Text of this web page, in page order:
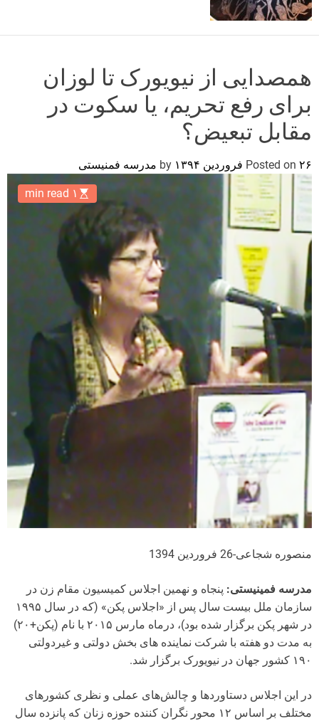
e
همصدایی از نیویورک تا لوزان
برای رفع تحریم، یا سکوت در
مقابل تبعیض؟
Posted on ۲۶ فروردین ۱۳۹۴ مدرسه فمنیستی
۱ min read
منصوره شجاعی-26 فروردین 1394
مدرسه فمینیستی: پنجاه و نهمین اجلاس کمیسیون مقام زن در
سازمان ملل بیست سال پس از «اجلاس پکن» (که در سال ۱۹۹۵
در شهر پکن برگزار شده بود)،‌ درماه مارس ۲۰۱۵ با نام (پکن+۲۰)
به مدت دو هفته با شرکت نماینده های بخش دولتی و غیردولتی
۱۹۰ کشور جهان در نیویورک برگزار شد.
در این اجلاس دستاورد‌ها و چالش‌های عملی و نظری کشورهای
مختلف بر اساس ۱۲ محور نگران کننده حوزه زنان که پانزده سال